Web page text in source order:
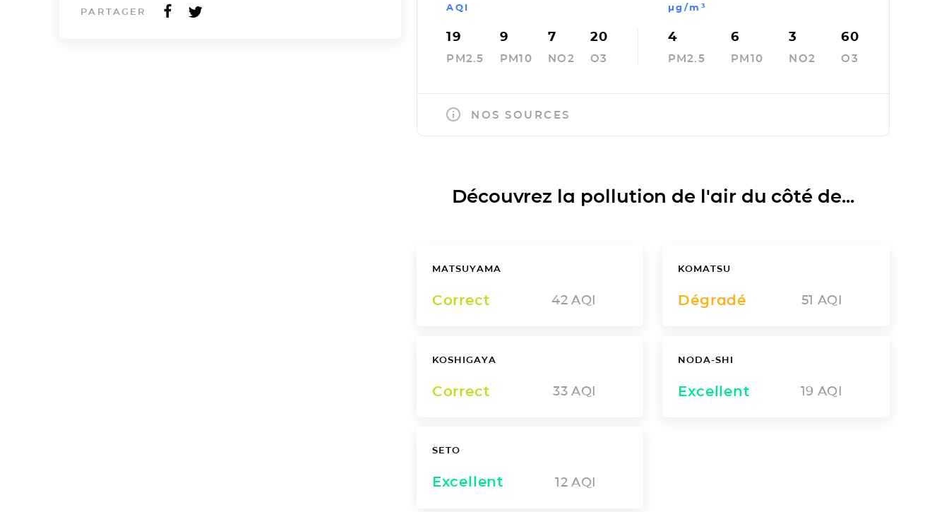
PARTAGER AQI
19
PM2.5
9
PM10
7
NO2
20
O3
µg/m³
4
PM2.5
6
PM10
3
NO2
60
O3
NOS SOURCES
Découvrez la pollution de l'air du côté de...
MATSUYAMA
Correct 42 AQI
KOMATSU
Dégradé 51 AQI
KOSHIGAYA
Correct 33 AQI
NODA-SHI
Excellent 19 AQI
SETO
Excellent 12 AQI